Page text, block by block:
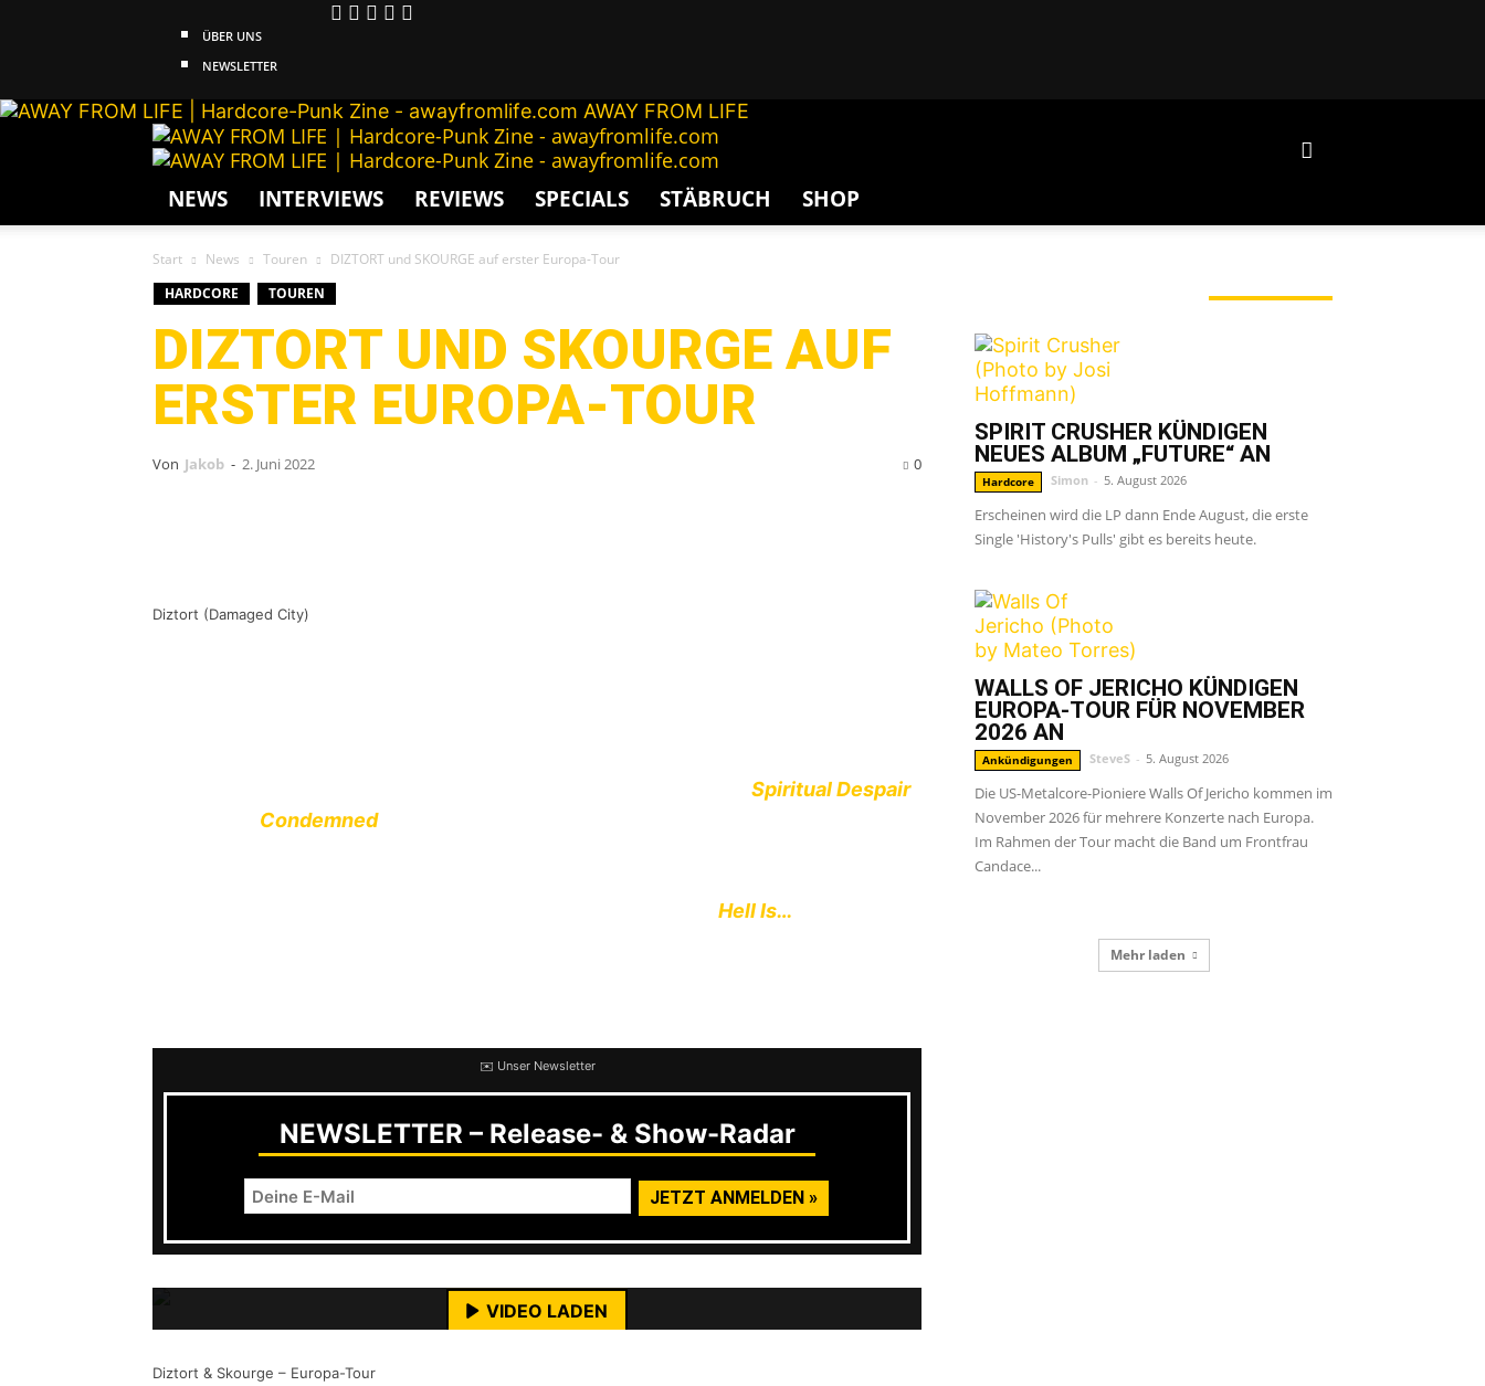
ÜBER UNS
NEWSLETTER
AWAY FROM LIFE
NEWS INTERVIEWS REVIEWS SPECIALS STÄBRUCH SHOP
Start News Touren
DIZTORT und SKOURGE auf erster Europa-Tour
HARDCORE
TOUREN
DIZTORT UND SKOURGE AUF
ERSTER EUROPA-TOUR
Von Jakob - 2. Juni 2022 0
Diztort (Damaged City)
Spiritual Despair
Condemned
Hell Is…
✉️ Unser Newsletter
NEWSLETTER – Release- & Show-Radar
Mit dem Laden des Videos akzeptierst du die Datenschutzerklärung von YouTube.
Mehr erfahren
VIDEO LADEN
Diztort & Skourge – Europa-Tour
SPIRIT CRUSHER KÜNDIGEN
NEUES ALBUM „FUTURE“ AN
Hardcore Simon - 5. August 2026
Erscheinen wird die LP dann Ende August, die erste
Single 'History's Pulls' gibt es bereits heute.
WALLS OF JERICHO KÜNDIGEN
EUROPA-TOUR FÜR NOVEMBER
2026 AN
Ankündigungen SteveS - 5. August 2026
Die US-Metalcore-Pioniere Walls Of Jericho kommen im
November 2026 für mehrere Konzerte nach Europa.
Im Rahmen der Tour macht die Band um Frontfrau
Candace...
Mehr laden